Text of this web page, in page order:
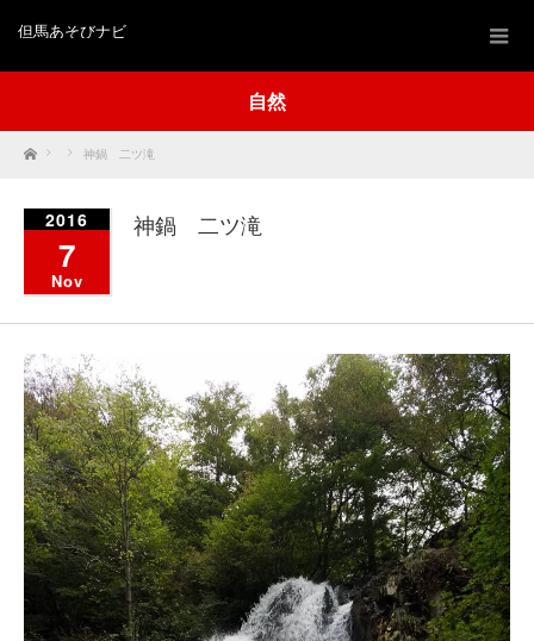
但馬あそびナビ
自然
Home 神鍋 二ツ滝
2016
7
Nov
神鍋 二ツ滝